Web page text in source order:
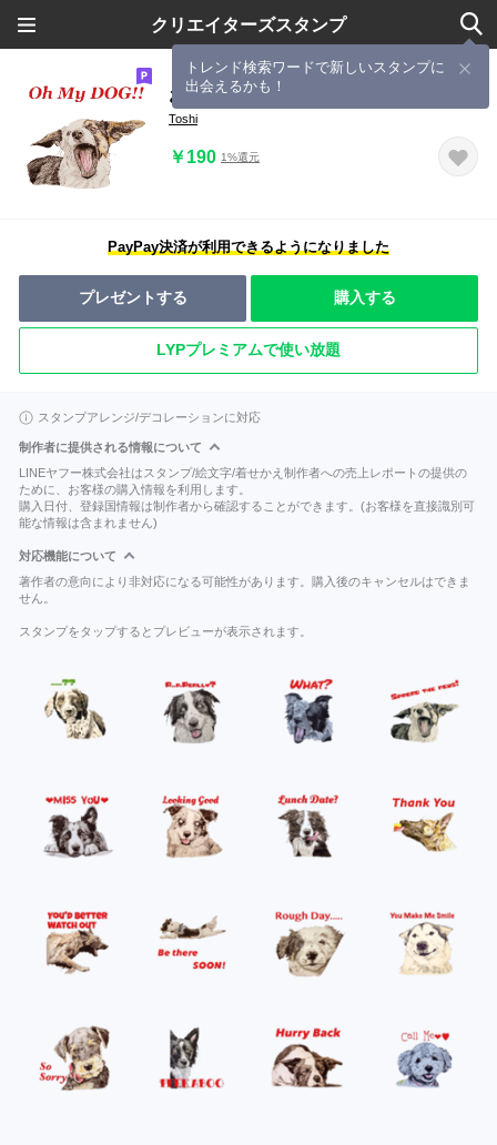
クリエイターズスタンプ
トレンド検索ワードで新しいスタンプに
出会えるかも！
おーマイ ドッグ！！
Toshi
￥190 1%還元
PayPay決済が利用できるようになりました
プレゼントする 購入する
LYPプレミアムで使い放題
スタンプアレンジ/デコレーションに対応
制作者に提供される情報について
LINEヤフー株式会社はスタンプ/絵文字/着せかえ制作者への売上レポートの提供の
ために、お客様の購入情報を利用します。
購入日付、登録国情報は制作者から確認することができます。(お客様を直接識別可
能な情報は含まれません)
対応機能について
著作者の意向により非対応になる可能性があります。購入後のキャンセルはできま
せん。
スタンプをタップするとプレビューが表示されます。